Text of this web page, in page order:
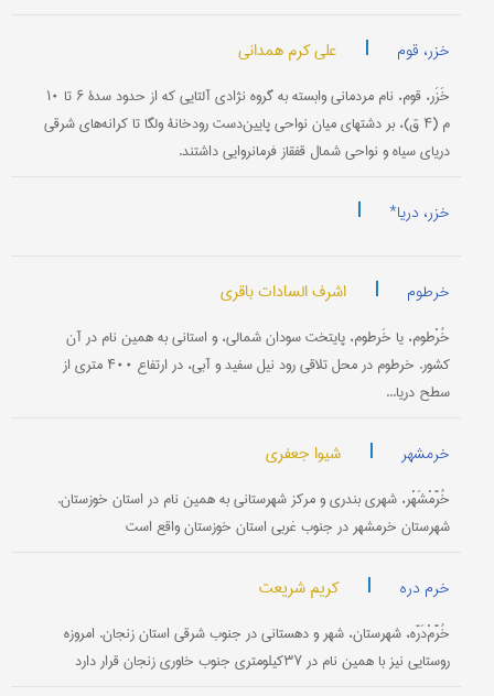
خزر، قوم | علی کرم همدانی
خَزَر، قوم، نام مردمانی وابسته به گروه نژادی آلتایی که از حدود سدۀ ۶ تا ۱۰
م (۴ ق)، بر دشتهای میان نواحی پایین‌دست رودخانۀ ولگا تا کرانه‌های شرقی
دریای سیاه و نواحی شمال قفقاز فرمانروایی داشتند.
خزر، دریا* |
خرطوم | اشرف السادات باقری
خُرْطوم، یا خَرطوم، پایتخت سودان شمالی، و استانی به همین نام در آن
کشور. خرطوم در محل تلاقی رود نیل سفید و آبی، در ارتفاع ۴۰۰ متری از
سطح دریا...
خرمشهر | شیوا جعفری
خُرَّمْشَهْر، شهری بندری و مرکز شهرستانی به همین نام در استان خوزستان.
شهرستان خرمشهر در جنوب ‌غربی استان خوزستان واقع است
خرم دره | کریم شریعت
خُرَّمْ‌دَرّه، شهرستان، شهر و دهستانی در جنوب شرقی استان زنجان. امروزه
روستایی نیز با همین نام در ۳۷کیلومتری جنوب خاوری زنجان قرار دارد